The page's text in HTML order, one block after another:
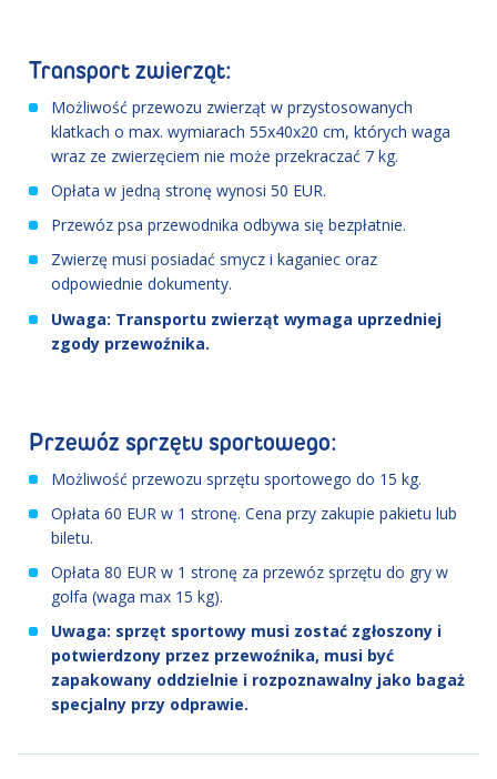
Transport zwierząt:
Możliwość przewozu zwierząt w przystosowanych
klatkach o max. wymiarach 55x40x20 cm, których waga
wraz ze zwierzęciem nie może przekraczać 7 kg.
Opłata w jedną stronę wynosi 50 EUR.
Przewóz psa przewodnika odbywa się bezpłatnie.
Zwierzę musi posiadać smycz i kaganiec oraz
odpowiednie dokumenty.
Uwaga: Transportu zwierząt wymaga uprzedniej
zgody przewoźnika.
Przewóz sprzętu sportowego:
Możliwość przewozu sprzętu sportowego do 15 kg.
Opłata 60 EUR w 1 stronę. Cena przy zakupie pakietu lub
biletu.
Opłata 80 EUR w 1 stronę za przewóz sprzętu do gry w
golfa (waga max 15 kg).
Uwaga: sprzęt sportowy musi zostać zgłoszony i
potwierdzony przez przewoźnika, musi być
zapakowany oddzielnie i rozpoznawalny jako bagaż
specjalny przy odprawie.